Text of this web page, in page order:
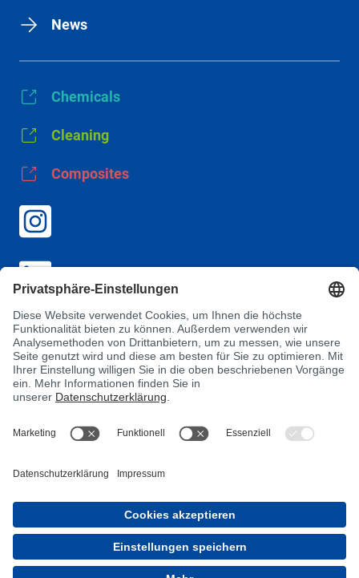
News
Chemicals
Cleaning
Composites
AGB
Datenschutz
Impressum
Einkaufsbedingungen
Verhaltenskodex für Lieferant:innen